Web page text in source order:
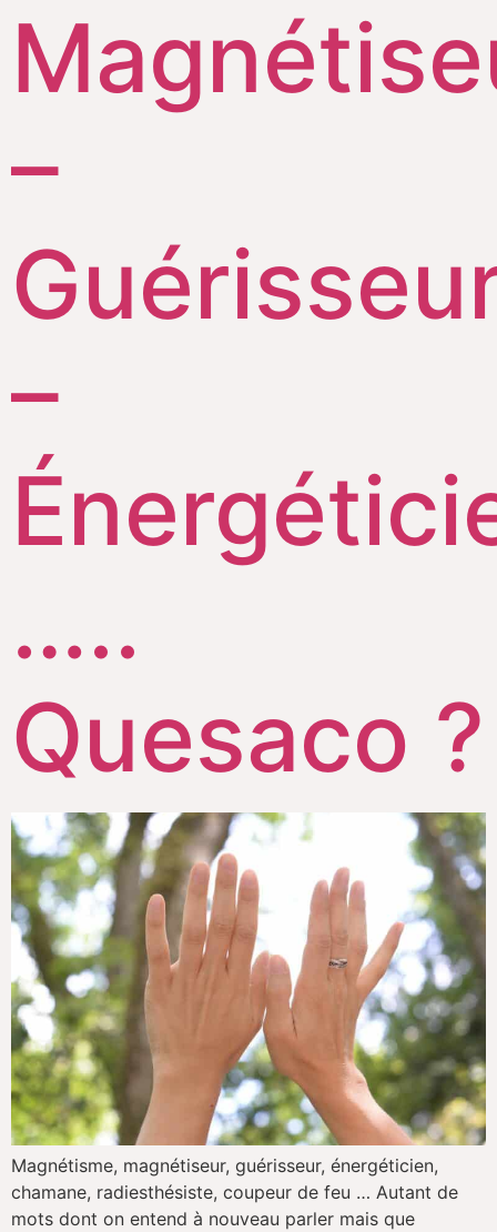
–
–
…..
Quesaco ?
Magnétisme, magnétiseur, guérisseur, énergéticien,
chamane, radiesthésiste, coupeur de feu … Autant de
mots dont on entend à nouveau parler mais que